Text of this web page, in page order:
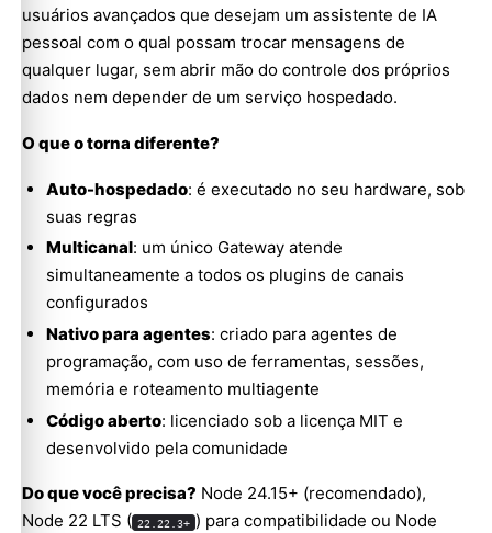
usuários avançados que desejam um assistente de IA
pessoal com o qual possam trocar mensagens de
qualquer lugar, sem abrir mão do controle dos próprios
dados nem depender de um serviço hospedado.
O que o torna diferente?
Auto-hospedado: é executado no seu hardware, sob
suas regras
Multicanal: um único Gateway atende
simultaneamente a todos os plugins de canais
configurados
Nativo para agentes: criado para agentes de
programação, com uso de ferramentas, sessões,
memória e roteamento multiagente
Código aberto: licenciado sob a licença MIT e
desenvolvido pela comunidade
Do que você precisa? Node 24.15+ (recomendado),
Node 22 LTS ( 22.22.3+ ) para compatibilidade ou Node